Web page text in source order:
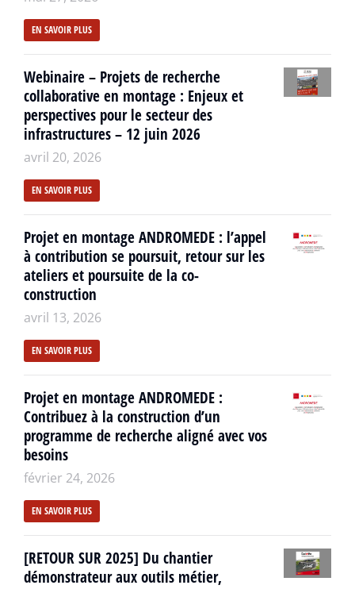
EN SAVOIR PLUS
Webinaire – Projets de recherche
collaborative en montage : Enjeux et
perspectives pour le secteur des
infrastructures – 12 juin 2026
avril 20, 2026
EN SAVOIR PLUS
Projet en montage ANDROMEDE : l’appel
à contribution se poursuit, retour sur les
ateliers et poursuite de la co-
construction
avril 13, 2026
EN SAVOIR PLUS
Projet en montage ANDROMEDE :
Contribuez à la construction d’un
programme de recherche aligné avec vos
besoins
février 24, 2026
EN SAVOIR PLUS
[RETOUR SUR 2025] Du chantier
démonstrateur aux outils métier,